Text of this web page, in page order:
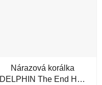
Nárazová korálka
DELPHIN The End Heli